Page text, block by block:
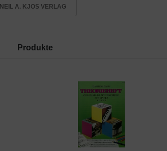
NEIL A. KJOS VERLAG
Produkte